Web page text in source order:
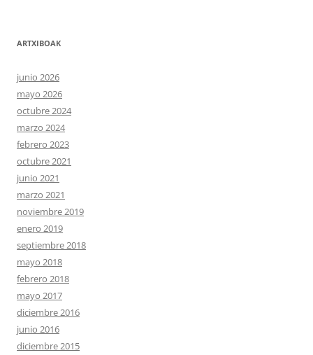
ARTXIBOAK
junio 2026
mayo 2026
octubre 2024
marzo 2024
febrero 2023
octubre 2021
junio 2021
marzo 2021
noviembre 2019
enero 2019
septiembre 2018
mayo 2018
febrero 2018
mayo 2017
diciembre 2016
junio 2016
diciembre 2015